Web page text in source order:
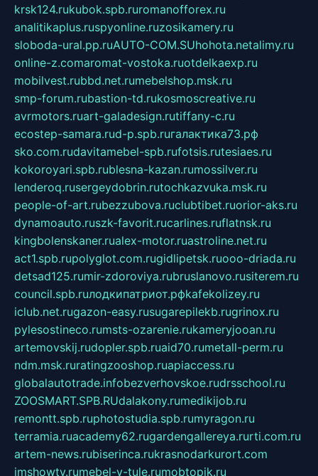
krsk124.rukubok.spb.ruromanofforex.ru
analitikaplus.ruspyonline.ruzosikamery.ru
sloboda-ural.pp.ruAUTO-COM.SUhohota.netalimy.ru
online-z.comaromat-vostoka.ruotdelkaexp.ru
mobilvest.rubbd.net.rumebelshop.msk.ru
smp-forum.rubastion-td.rukosmoscreative.ru
avrmotors.ruart-galadesign.rutiffany-c.ru
ecostep-samara.rud-p.spb.ruгалактика73.рф
sko.com.rudavitamebel-spb.rufotsis.rutesiaes.ru
kokoroyari.spb.rublesna-kazan.rumossilver.ru
lenderoq.rusergeydobrin.rutochkazvuka.msk.ru
people-of-art.rubezzubova.ruclubtibet.ruorior-aks.ru
dynamoauto.ruszk-favorit.rucarlines.ruflatnsk.ru
kingbolenskaner.rualex-motor.ruastroline.net.ru
act1.spb.rupolyglot.com.rugidlipetsk.ruooo-driada.ru
detsad125.rumir-zdoroviya.rubruslanovo.rusiterem.ru
council.spb.ruлодкипатриот.рфkafekolizey.ru
iclub.net.rugazon-easy.rusugarepilekb.rugrinox.ru
pylesostineco.rumsts-ozarenie.rukameryjooan.ru
artemovskij.rudopler.spb.ruaid70.rumetall-perm.ru
ndm.msk.ruratingzooshop.ruapiaccess.ru
globalautotrade.infobezverhovskoe.rudrsschool.ru
ZOOSMART.SPB.RUdalakony.rumedikijob.ru
remontt.spb.ruphotostudia.spb.rumyragon.ru
terramia.ruacademy62.rugardengallereya.rurti.com.ru
artem-news.rubiserinca.rukrasnodarkurort.com
imshowtv.rumebel-v-tule.rumobtopik.ru